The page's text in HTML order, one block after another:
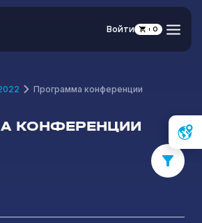
Войти 0
Программа конференции
КОНФЕРЕНЦИИ